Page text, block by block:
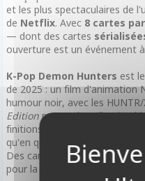
et les plus spectaculaires de
de Netflix. Avec 8 cartes
— dont des cartes
ouverture est un événement
K-Pop Demon Hunters est
de 2025 : un film d'animation
humour noir, avec les
Editionpousse la collection
finitions inédites et des
qu'en quelques centaines
Des cartes conçues autant
pour la valeur à long terme